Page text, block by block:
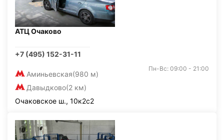
АТЦ Очаково
+7 (495) 152-31-11
Аминьевская(980 м)
Давыдково(2 км)
Пн-Вс: 09:00 - 21:00
Очаковское ш., 10к2с2